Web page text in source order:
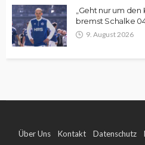
„Geht nur um
bremst Schalke
9. August 2026
Über Uns Kontakt Datenschutz